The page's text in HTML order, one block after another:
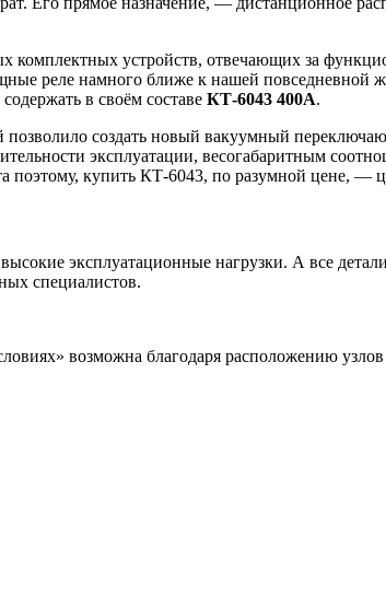
устройств, отвечающих за
реле намного ближе к нашей повседневной
в своём составе КТ-6043 400А.
создать новый вакуумный
эксплуатации, весогабаритным
поэтому, купить КТ-6043, по разумной цене, —
эксплуатационные нагрузки. А все
специалистов.
возможна благодаря расположению